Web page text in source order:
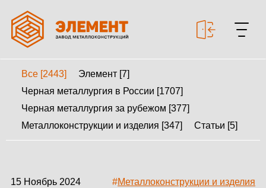
МЕТАЛЛОКОНСТРУКЦИИ
Все [2443]
Элемент [7]
Черная металлургия в России [1707]
Черная металлургия за рубежом [377]
Металлоконструкции и изделия [347]
Статьи [5]
15 Ноябрь 2024 #Металлоконструкции и изделия